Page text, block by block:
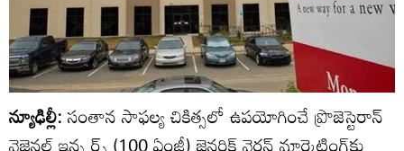
న్యూఢిల్లీ:సంతాన సాఫల్య చికిత్సలో ఉపయోగించే ప్రొజెస్టెరాన్‌